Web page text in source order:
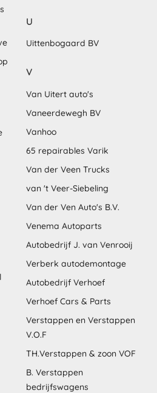
U
Uittenbogaard BV
V
Van Uitert auto's
Vaneerdewegh BV
Vanhoo
65 repairables Varik
Van der Veen Trucks
van 't Veer-Siebeling
Van der Ven Auto's B.V.
Venema Autoparts
Autobedrijf J. van Venrooij
Verberk autodemontage
Autobedrijf Verhoef
Verhoef Cars & Parts
Verstappen en Verstappen
V.O.F
TH.Verstappen & zoon VOF
B. Verstappen
bedrijfswagens